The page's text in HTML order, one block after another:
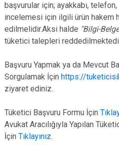
başvurular için; ayakkabı,
incelemesi için ilgili ürün hakem
edilmelidir.Aksi halde "Bilgi-
tüketici talepleri
Başvuru Yapmak ya da Mevcut
Sorgulamak İçin https://
ziyaret ediniz.
Tüketici Başvuru Formu İçin
Avukat Aracılığıyla Yapılan
İçin Tıklayınız.